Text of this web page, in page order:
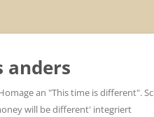
anders
an "This time is different".
will be different' integriert